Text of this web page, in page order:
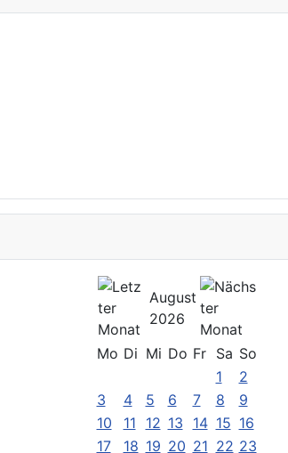
August
2026
Mo Di Mi Do Fr Sa So
1
2
3
4 5 6 7 8
9
10
11 12 13 14 15 16
17
18 19 20 21 22 23